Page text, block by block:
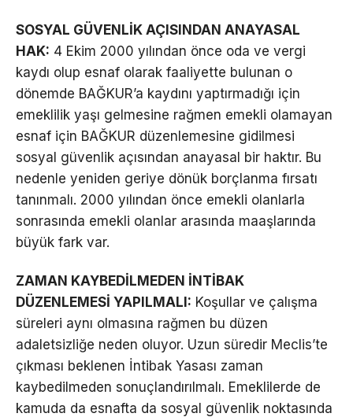
SOSYAL GÜVENLİK AÇISINDAN ANAYASAL
HAK: 4 Ekim 2000 yılından önce oda ve vergi
kaydı olup esnaf olarak faaliyette bulunan o
dönemde BAĞKUR’a kaydını yaptırmadığı için
emeklilik yaşı gelmesine rağmen emekli olamayan
esnaf için BAĞKUR düzenlemesine gidilmesi
sosyal güvenlik açısından anayasal bir haktır. Bu
nedenle yeniden geriye dönük borçlanma fırsatı
tanınmalı. 2000 yılından önce emekli olanlarla
sonrasında emekli olanlar arasında maaşlarında
büyük fark var.
ZAMAN KAYBEDİLMEDEN İNTİBAK
DÜZENLEMESİ YAPILMALI: Koşullar ve çalışma
süreleri aynı olmasına rağmen bu düzen
adaletsizliğe neden oluyor. Uzun süredir Meclis’te
çıkması beklenen İntibak Yasası zaman
kaybedilmeden sonuçlandırılmalı. Emeklilerde de
kamuda da esnafta da sosyal güvenlik noktasında